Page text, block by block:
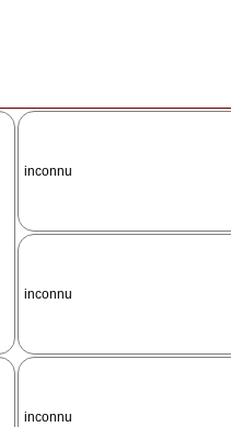
inconnu
inconnu
inconnu